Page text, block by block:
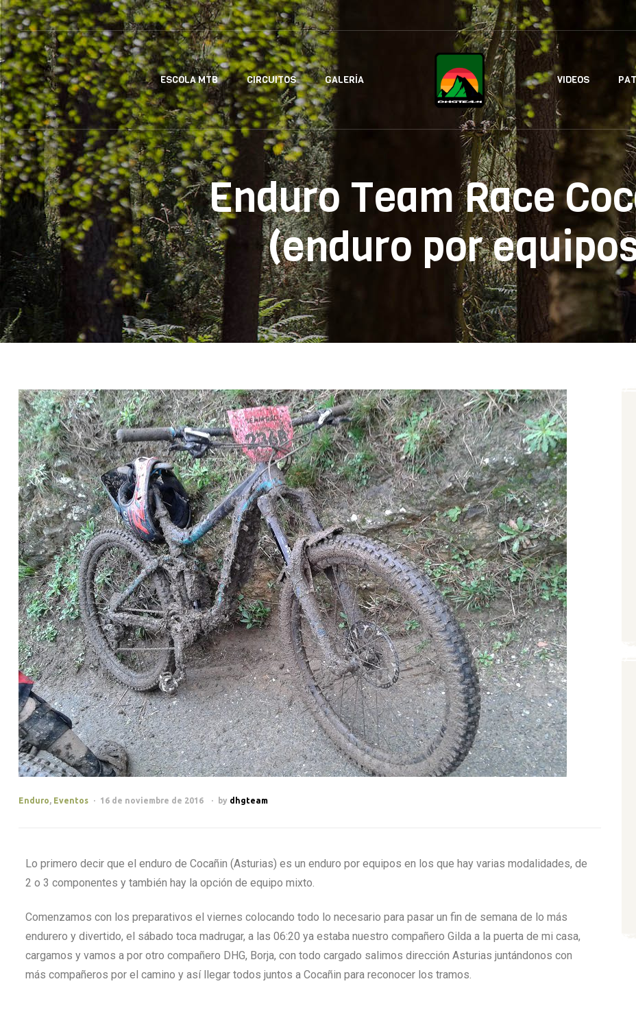
ESCOLA MTB CIRCUITOS GALERÍA VIDEOS
Enduro Team Race
(enduro por
Enduro, Eventos 16 de noviembre de 2016 by dhgteam
Lo primero decir que el enduro de Cocañin (Asturias) es un enduro por equipos en los que hay varias modalidades, de
2 o 3 componentes y también hay la opción de equipo mixto.
Comenzamos con los preparativos el viernes colocando todo lo necesario para pasar un fin de semana de lo más
endurero y divertido, el sábado toca madrugar, a las 06:20 ya estaba nuestro compañero Gilda a la puerta de mi casa,
cargamos y vamos a por otro compañero DHG, Borja, con todo cargado salimos dirección Asturias juntándonos con
más compañeros por el camino y así llegar todos juntos a Cocañin para reconocer los tramos.